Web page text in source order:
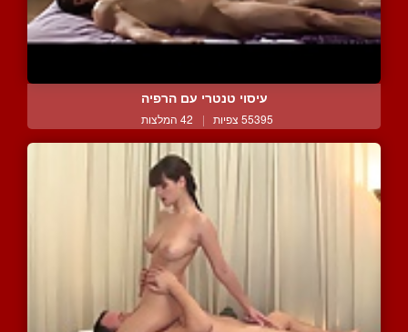
עיסוי טנטרי עם הרפיה
55395 צפיות | 42 המלצות